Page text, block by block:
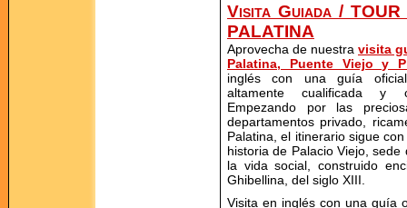
Visita Guiada /
PALATINA
Aprovecha de nuestra visita
Palatina, Puente Viejo y
inglés con una guía
altamente cualificada y
Empezando por las
departamentos privado,
Palatina, el itinerario sigue
historia de Palacio Viejo,
la vida social, construido
Ghibellina, del siglo XIII.
Visita en inglés con una guía